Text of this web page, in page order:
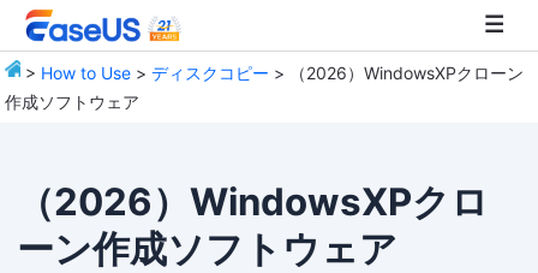
> How to Use >ディスクコピー > （2026）WindowsXPクローン
作成ソフトウェア
（2026）WindowsXPクロ
ーン作成ソフトウェア